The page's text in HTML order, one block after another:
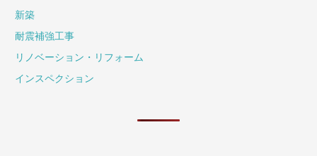
新築
耐震補強工事
リノベーション・リフォーム
インスペクション